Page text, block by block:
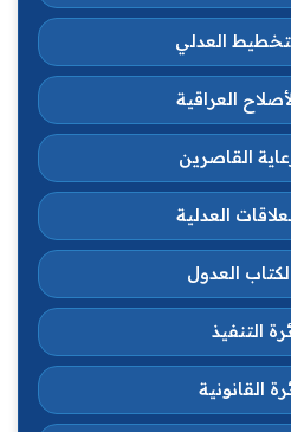
العدلي
العراقية
القاصرين
العدلية
العدول
التنفيذ
القانونية